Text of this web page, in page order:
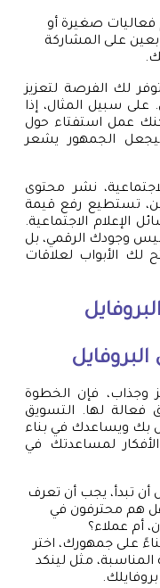
فعاليات صغيرة أو
على المشاركة
لك الفرصة لتعزيز
سبيل المثال، إذا
عمل استفتاء حول
سيجعل الجمهور يشعر
نشر محتوى
تستطيع رفع قيمة
الإعلام الاجتماعية.
وجودك الرقمي، بل
الأبواب لعلاقات
وجذاب، فإن الخطوة
فعالة لها. التسويق
بك ويساعدك في بناء
لمساعدتك في
أن تبدأ، يجب أن تعرف
هم محترفون في
أم عملاء؟
على جمهورك، اختر
المناسبة، مثل لينكد